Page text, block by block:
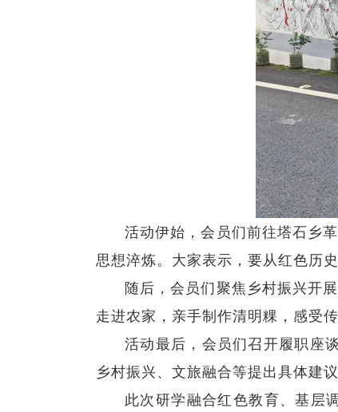
活动伊始，会员们前往塔石乡
思想淬炼。大家表示，要从红色历
随后，会员们聚焦乡村振兴开
走进农家，亲手制作清明粿，感受
活动最后，会员们召开履职座
乡村振兴、文旅融合等提出具体建
此次研学融合红色教育、基层